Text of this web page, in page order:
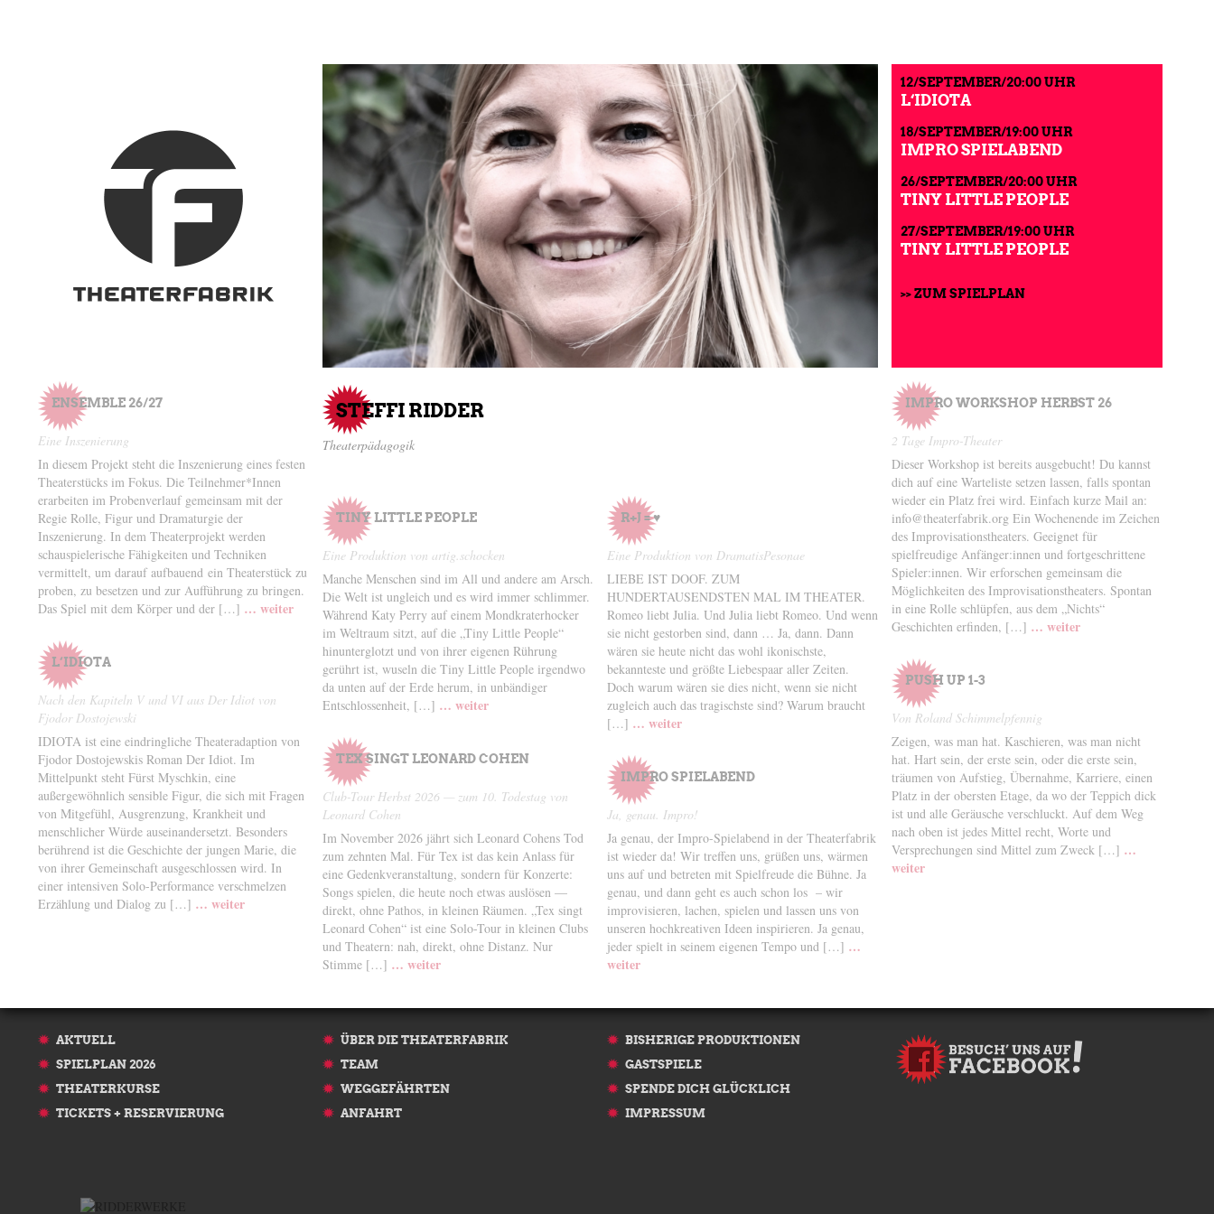
STEFFI RIDDER
Theaterpädagogik
12/SEPTEMBER/20:00 UHR
L‘IDIOTA
18/SEPTEMBER/19:00 UHR
IMPRO SPIELABEND
26/SEPTEMBER/20:00 UHR
TINY LITTLE PEOPLE
27/SEPTEMBER/19:00 UHR
TINY LITTLE PEOPLE
>> ZUM SPIELPLAN
ENSEMBLE 26/27
Eine Inszenierung
In diesem Projekt steht die Inszenierung eines festen
Theaterstücks im Fokus. Die Teilnehmer*Innen
erarbeiten im Probenverlauf gemeinsam mit der
Regie Rolle, Figur und Dramaturgie der
Inszenierung. In dem Theaterprojekt werden
schauspielerische Fähigkeiten und Techniken
vermittelt, um darauf aufbauend ein Theaterstück zu
proben, zu besetzen und zur Aufführung zu bringen.
Das Spiel mit dem Körper und der […] … weiter
IMPRO WORKSHOP HERBST 26
2 Tage Impro-Theater
Dieser Workshop ist bereits ausgebucht! Du kannst
dich auf eine Warteliste setzen lassen, falls spontan
wieder ein Platz frei wird. Einfach kurze Mail an:
info@theaterfabrik.org Ein Wochenende im Zeichen
des Improvisationstheaters. Geeignet für
spielfreudige Anfänger:innen und fortgeschrittene
Spieler:innen. Wir erforschen gemeinsam die
Möglichkeiten des Improvisationstheaters. Spontan
in eine Rolle schlüpfen, aus dem „Nichts“
Geschichten erfinden, […] … weiter
TINY LITTLE PEOPLE
Eine Produktion von artig.schocken
Manche Menschen sind im All und andere am Arsch.
Die Welt ist ungleich und es wird immer schlimmer.
Während Katy Perry auf einem Mondkraterhocker
im Weltraum sitzt, auf die „Tiny Little People“
hinunterglotzt und von ihrer eigenen Rührung
gerührt ist, wuseln die Tiny Little People irgendwo
da unten auf der Erde herum, in unbändiger
Entschlossenheit, […] … weiter
R+J = ♥
Eine Produktion von DramatisPesonae
LIEBE IST DOOF. ZUM
HUNDERTAUSENDSTEN MAL IM THEATER.
Romeo liebt Julia. Und Julia liebt Romeo. Und wenn
sie nicht gestorben sind, dann … Ja, dann. Dann
wären sie heute nicht das wohl ikonischste,
bekannteste und größte Liebespaar aller Zeiten.
Doch warum wären sie dies nicht, wenn sie nicht
zugleich auch das tragischste sind? Warum braucht
[…] … weiter
L‘IDIOTA
Nach den Kapiteln V und VI aus Der Idiot von
Fjodor Dostojewski
IDIOTA ist eine eindringliche Theateradaption von
Fjodor Dostojewskis Roman Der Idiot. Im
Mittelpunkt steht Fürst Myschkin, eine
außergewöhnlich sensible Figur, die sich mit Fragen
von Mitgefühl, Ausgrenzung, Krankheit und
menschlicher Würde auseinandersetzt. Besonders
berührend ist die Geschichte der jungen Marie, die
von ihrer Gemeinschaft ausgeschlossen wird. In
einer intensiven Solo-Performance verschmelzen
Erzählung und Dialog zu […] … weiter
PUSH UP 1-3
Von Roland Schimmelpfennig
Zeigen, was man hat. Kaschieren, was man nicht
hat. Hart sein, der erste sein, oder die erste sein,
träumen von Aufstieg, Übernahme, Karriere, einen
Platz in der obersten Etage, da wo der Teppich dick
ist und alle Geräusche verschluckt. Auf dem Weg
nach oben ist jedes Mittel recht, Worte und
Versprechungen sind Mittel zum Zweck […] …
weiter
TEX SINGT LEONARD COHEN
Club-Tour Herbst 2026 — zum 10. Todestag von
Leonard Cohen
Im November 2026 jährt sich Leonard Cohens Tod
zum zehnten Mal. Für Tex ist das kein Anlass für
eine Gedenkveranstaltung, sondern für Konzerte:
Songs spielen, die heute noch etwas auslösen —
direkt, ohne Pathos, in kleinen Räumen. „Tex singt
Leonard Cohen“ ist eine Solo-Tour in kleinen Clubs
und Theatern: nah, direkt, ohne Distanz. Nur
Stimme […] … weiter
IMPRO SPIELABEND
Ja, genau. Impro!
Ja genau, der Impro-Spielabend in der Theaterfabrik
ist wieder da! Wir treffen uns, grüßen uns, wärmen
uns auf und betreten mit Spielfreude die Bühne. Ja
genau, und dann geht es auch schon los – wir
improvisieren, lachen, spielen und lassen uns von
unseren hochkreativen Ideen inspirieren. Ja genau,
jeder spielt in seinem eigenen Tempo und […] …
weiter
AKTUELL
SPIELPLAN 2026
THEATERKURSE
TICKETS + RESERVIERUNG
ÜBER DIE THEATERFABRIK
TEAM
WEGGEFÄHRTEN
ANFAHRT
BISHERIGE PRODUKTIONEN
GASTSPIELE
SPENDE DICH GLÜCKLICH
IMPRESSUM